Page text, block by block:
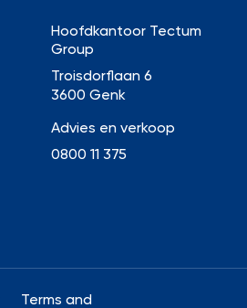
Hoofdkantoor Tectum
Group
Troisdorflaan 6
3600 Genk
Advies en verkoop
0800 11 375
Terms and